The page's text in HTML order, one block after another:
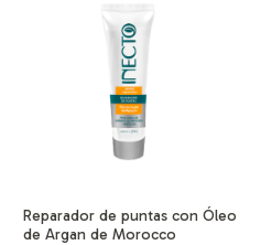
Reparador de puntas con Óleo
de Argan de Morocco